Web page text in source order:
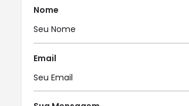
Nome
Email